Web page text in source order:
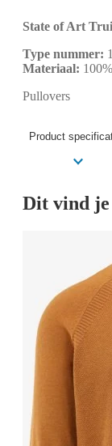
State of Art Trui
Type nummer:
Materiaal:
Pullovers
Product
Dit vind je